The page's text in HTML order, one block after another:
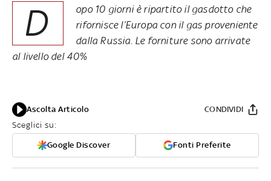
D
opo 10 giorni è ripartito il gasdotto che
rifornisce l’Europa con il gas proveniente
dalla Russia. Le forniture sono arrivate
al livello del 40%
Ascolta Articolo
Sceglici su:
Google Discover Fonti Preferite
CONDIVIDI